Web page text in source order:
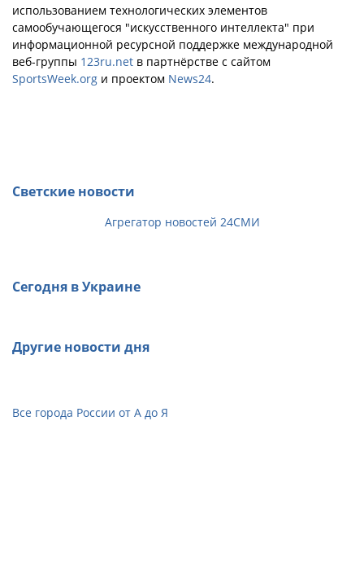
использованием технологических элементов
самообучающегося "искусственного интеллекта" при
информационной ресурсной поддержке международной
веб-группы 123ru.net в партнёрстве с сайтом
SportsWeek.org и проектом News24.
Светские новости
Агрегатор новостей 24СМИ
Сегодня в Украине
Другие новости дня
Все города России от А до Я